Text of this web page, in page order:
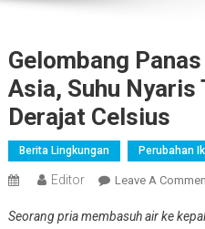
Gelombang
Asia, Suhu Nyaris
Derajat Celsius
Berita Lingkungan Perubahan
Editor Leave A
Seorang pria membasuh air ke